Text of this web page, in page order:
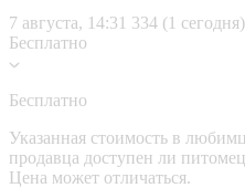
7 августа, 14:31 334 (1 сегодня)
Бесплатно
Бесплатно
Указанная стоимость в
продавца доступен ли
Цена может отличаться.